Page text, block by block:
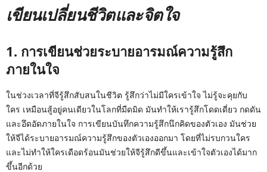
เขียนเปลี่ยนชีวิตและจิตใจ
1. การเขียนช่วยระบายอารมณ์ความรู้สึก
ภายในใจ
ในช่วงเวลาที่จีรู้สึกสับสนในชีวิต รู้สึกว่าไม่มีใครเข้าใจ ไม่รู้จะคุยกับ
ใคร เหมือนสู้อยู่คนเดียวในโลกที่มืดมิด มันทำให้เรารู้สึกโดดเดี่ยว กดดัน
และอึดอัดภายในใจ การเขียนบันทึกความรู้สึกนึกคิดของตัวเอง มันช่วย
ให้จีได้ระบายอารมณ์ความรู้สึกของตัวเองออกมา โดยที่ไม่รบกวนใคร
และไม่ทำให้ใครเดือดร้อนมันช่วยให้จีรู้สึกดีขึ้นและเข้าใจตัวเองได้มาก
ขึ้นอีกด้วย